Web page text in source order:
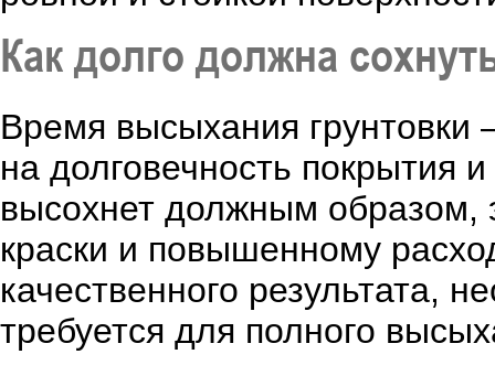
Как долго должна
Время высыхания грунтовки
на долговечность покрытия
высохнет должным образом,
краски и повышенному
качественного результата,
требуется для полного